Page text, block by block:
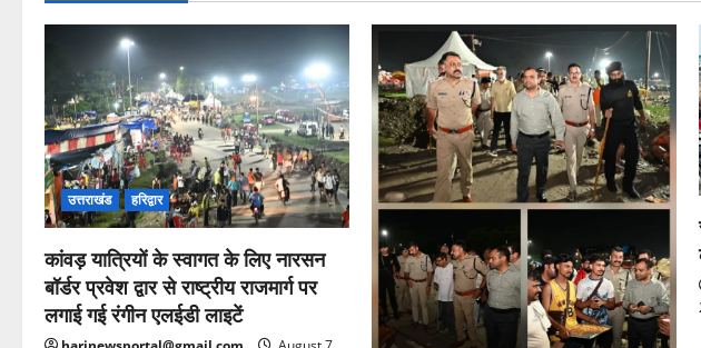
उत्तराखंड हरिद्वार
कांवड़ यात्रियों के स्वागत के लिए नारसन
बॉर्डर प्रवेश द्वार से राष्ट्रीय राजमार्ग पर
लगाई गई रंगीन एलईडी लाइटें